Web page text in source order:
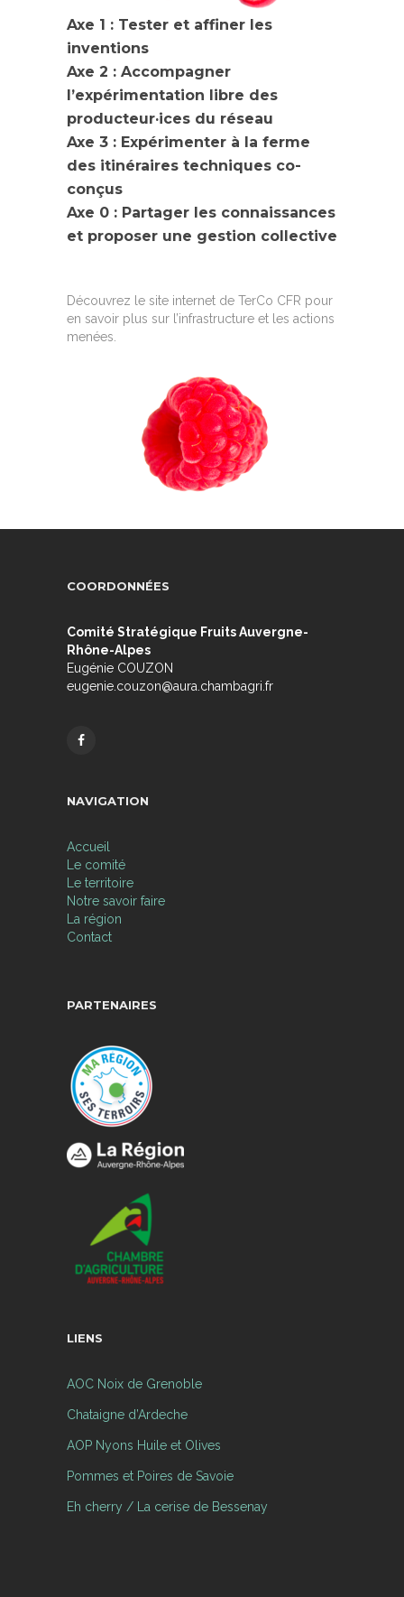
Axe 1 : Tester et affiner les
inventions
Axe 2 : Accompagner
l’expérimentation libre des
producteur·ices du réseau
Axe 3 : Expérimenter à la ferme
des itinéraires techniques co-
conçus
Axe 0 : Partager les connaissances
et proposer une gestion collective
Découvrez le site internet de TerCo CFR pour
en savoir plus sur l’infrastructure et les actions
menées.
COORDONNÉES
Comité Stratégique Fruits Auvergne-
Rhône-Alpes
Eugénie COUZON
eugenie.couzon@aura.chambagri.fr
NAVIGATION
Accueil
Le comité
Le territoire
Notre savoir faire
La région
Contact
PARTENAIRES
LIENS
AOC Noix de Grenoble
Chataigne d’Ardeche
AOP Nyons Huile et Olives
Pommes et Poires de Savoie
Eh cherry / La cerise de Bessenay